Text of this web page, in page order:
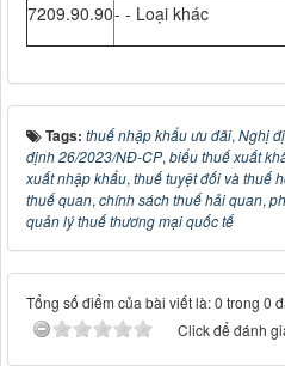
7209.90.90- - Loại khác
Tags: thuế nhập khẩu ưu đãi, Nghị
định 26/2023/NĐ-CP, biểu thuế xuất
xuất nhập khẩu, thuế tuyệt đối và thuế
thuế quan, chính sách thuế hải quan,
quản lý thuế thương mại quốc tế
Tổng số điểm của bài viết là: 0 trong 0
Click để đánh